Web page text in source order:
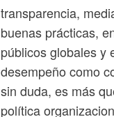
transparencia,
buenas prácticas,
públicos globales y
desempeño como
sin duda, es más
política